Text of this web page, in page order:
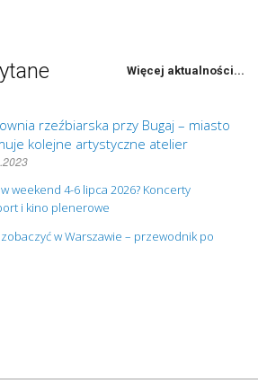
Więcej aktualności...
rzeźbiarska przy Bugaj – miasto
kolejne artystyczne atelier
weekend 4-6 lipca 2026? Koncerty
i kino plenerowe
w Warszawie – przewodnik po